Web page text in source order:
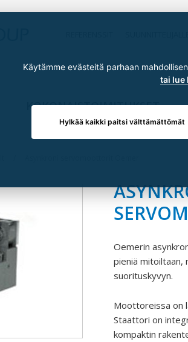
KOKONAISTOIMITUKSET
Oemerin
pieniä mitoiltaan,
suorituskyvyn.
Moottoreissa on
Staattori on
kompaktin
Käytämme evästeitä parhaan
tai lue
Hylkää kaikki paitsi välttämättömät